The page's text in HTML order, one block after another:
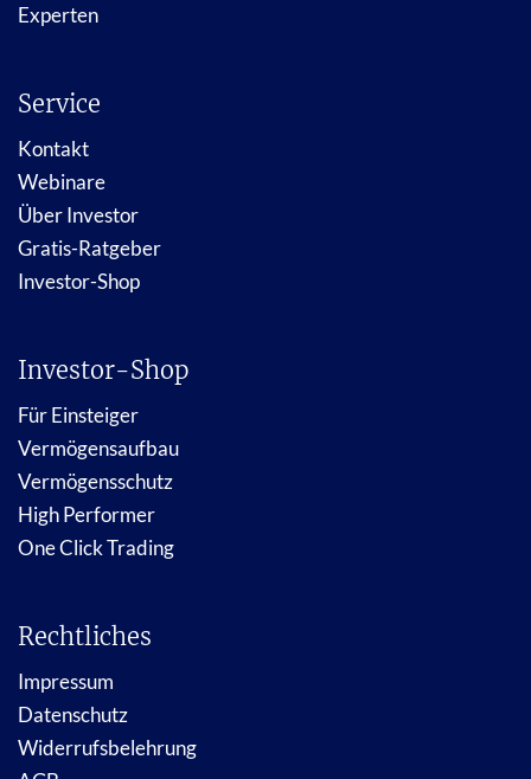
Experten
Service
Kontakt
Webinare
Über Investor
Gratis-Ratgeber
Investor-Shop
Investor-Shop
Für Einsteiger
Vermögensaufbau
Vermögensschutz
High Performer
One Click Trading
Rechtliches
Impressum
Datenschutz
Widerrufsbelehrung